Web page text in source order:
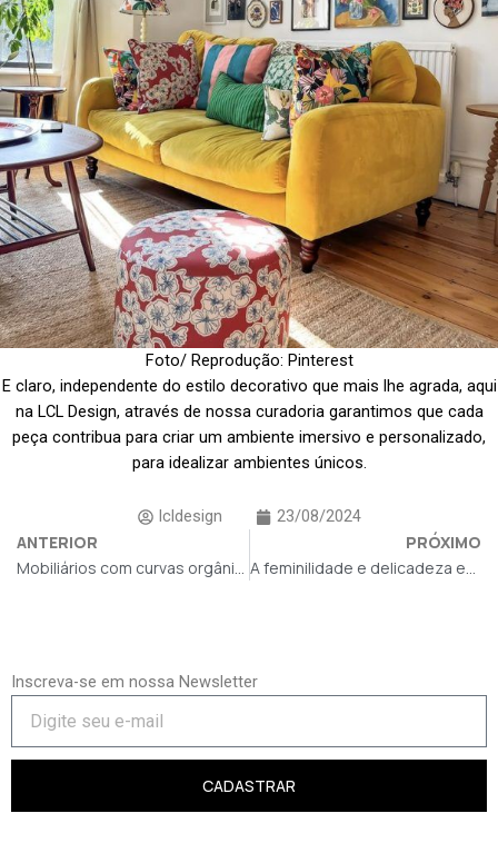
Foto/ Reprodução: Pinterest
E claro, independente do estilo decorativo que mais lhe agrada, aqui
na LCL Design, através de nossa curadoria garantimos que cada
peça contribua para criar um ambiente imersivo e personalizado,
para idealizar ambientes únicos.
lcldesign 23/08/2024
ANTERIOR
Mobiliários com curvas orgânicas e ousadas
PRÓXIMO
A feminilidade e delicadeza em mobiliários de alto padrão
Inscreva-se em nossa Newsletter
CADASTRAR